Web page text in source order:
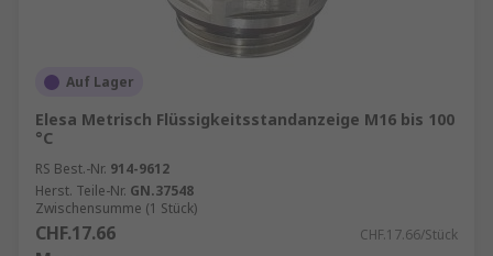
Auf Lager
Elesa Metrisch Flüssigkeitsstandanzeige M16 bis 100
°C
RS Best.-Nr. 914-9612
Herst. Teile-Nr. GN.37548
Zwischensumme (1 Stück)
CHF.17.66 CHF.17.66/Stück